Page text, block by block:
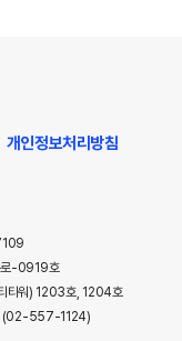
개인정보처리방침
-0919호
타워) 1203호, 1204호
(02-557-1124)